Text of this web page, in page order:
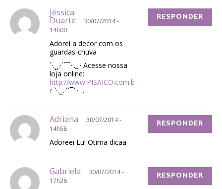
Jéssica
Duarte
30/07/2014 -
14h00
Adorei a decor com os
guardas-chuva
`·.¸¸.·´´¯`··._.· Acesse nossa
loja online:
http://www.PISAICO.com.b
r `·.¸¸.·´´¯`··._.·
RESPONDER
Adriana
30/07/2014 -
14h58
Adoreei Lu! Otima dicaa
RESPONDER
Gabriela
30/07/2014 -
17h26
RESPONDER